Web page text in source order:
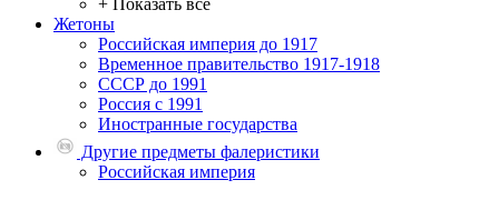
+ Показать все
Жетоны
Российская империя до 1917
Временное правительство 1917-1918
СССР до 1991
Россия с 1991
Иностранные государства
Другие предметы фалеристики
Российская империя